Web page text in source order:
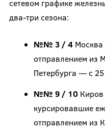
сетевом графике
два-три сезона:
№№ 3 / 4Москва
отправлением из
Петербурга — с
№№ 9 / 10
курсировавшие
отправлением из